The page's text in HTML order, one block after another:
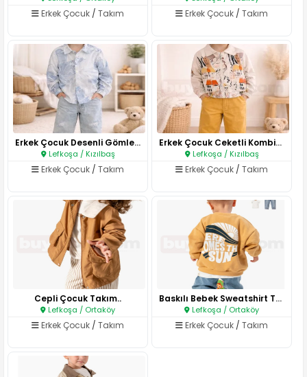
Erkek Çocuk / Takım Erkek Çocuk /Takım
Erkek Çocuk Desenli Gömlek Kom..
Lefkoşa / Kızılbaş
Erkek Çocuk / Takım
Erkek Çocuk Ceketli Kombin..
Lefkoşa / Kızılbaş
Erkek Çocuk /Takım
Cepli Çocuk Takım..
Lefkoşa / Ortaköy
Erkek Çocuk / Takım
Baskılı Bebek Sweatshirt Takım..
Lefkoşa / Ortaköy
Erkek Çocuk /Takım